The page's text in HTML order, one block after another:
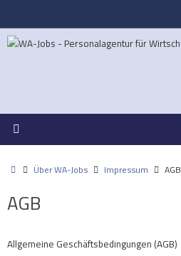
springen
StartÜber WA-Jobs Impressum AGB
AGB
Allgemeine Geschäftsbedingungen (AGB)